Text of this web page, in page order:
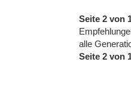
Seite 2 von
alle
Seite 2 von